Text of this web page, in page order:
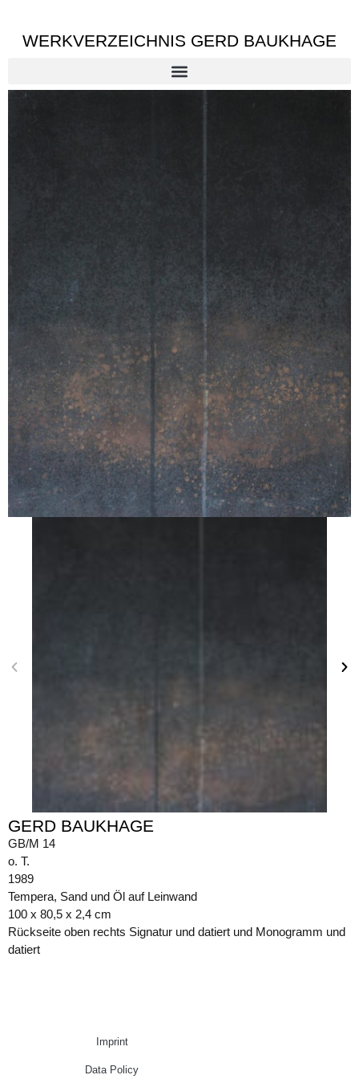
WERKVERZEICHNIS GERD BAUKHAGE
GERD BAUKHAGE
GB/M 14
o. T.
1989
Tempera, Sand und Öl auf Leinwand
100 x 80,5 x 2,4 cm
Rückseite oben rechts Signatur und datiert und Monogramm und
datiert
Imprint
Data Policy